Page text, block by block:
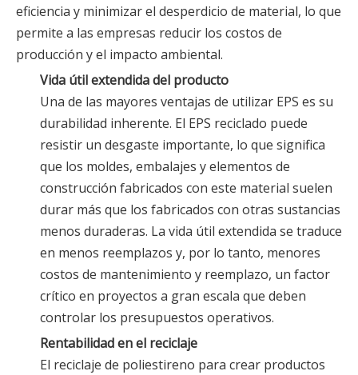
eficiencia y minimizar el desperdicio de material, lo que
permite a las empresas reducir los costos de
producción y el impacto ambiental.
Vida útil extendida del producto
Una de las mayores ventajas de utilizar EPS es su
durabilidad inherente. El EPS reciclado puede
resistir un desgaste importante, lo que significa
que los moldes, embalajes y elementos de
construcción fabricados con este material suelen
durar más que los fabricados con otras sustancias
menos duraderas. La vida útil extendida se traduce
en menos reemplazos y, por lo tanto, menores
costos de mantenimiento y reemplazo, un factor
crítico en proyectos a gran escala que deben
controlar los presupuestos operativos.
Rentabilidad en el reciclaje
El reciclaje de poliestireno para crear productos